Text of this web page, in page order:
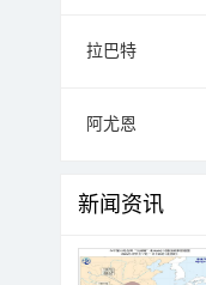
拉巴特
阿尤恩
新闻资讯